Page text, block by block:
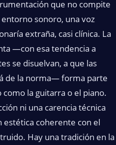
que no compite
sonoro, una voz
extraña, casi clínica. La
—con esa tendencia a
se disuelvan, a que las
de la norma— forma parte
la guitarra o el piano.
ni una carencia técnica
estética coherente con el
Hay una tradición en la